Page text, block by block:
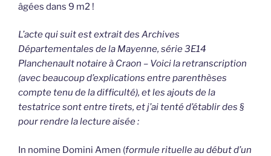
âgées dans 9 m2 !
L’acte qui suit est extrait des Archives
Départementales de la Mayenne, série 3E14
Planchenault notaire à Craon – Voici la retranscription
(avec beaucoup d’explications entre parenthèses
compte tenu de la difficulté), et les ajouts de la
testatrice sont entre tirets, et j’ai tenté d’établir des §
pour rendre la lecture aisée :
In nomine Domini Amen (formule rituelle au début d’un